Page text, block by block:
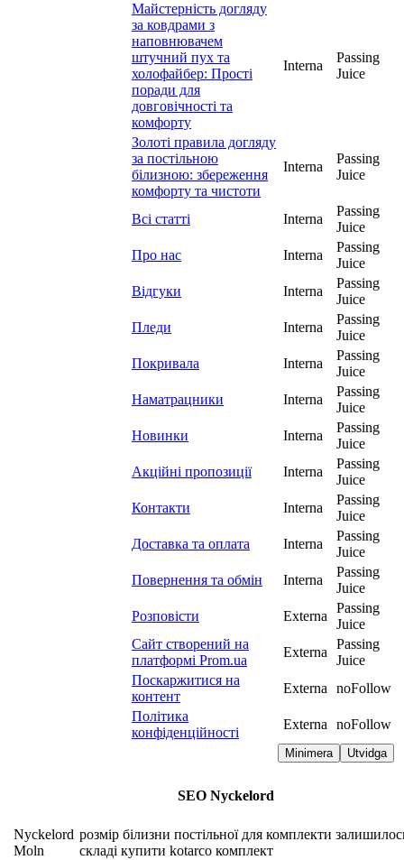
Майстерність догляду
за ковдрами з
наповнювачем
штучний пух та
холофайбер: Прості
поради для
довговічності та
комфорту
Interna
Passing
Juice
Золоті правила догляду
за постільною
білизною: збереження
комфорту та чистоти
Interna
Passing
Juice
Всі статті Interna
Passing
Juice
Про нас
Interna
Passing
Juice
Відгуки
Interna
Passing
Juice
Пледи
Interna
Passing
Juice
Покривала
Interna
Passing
Juice
Наматрацники
Interna
Passing
Juice
Новинки
Interna
Passing
Juice
Акційні пропозиції
Interna
Passing
Juice
Контакти
Interna
Passing
Juice
Доставка та оплата
Interna
Passing
Juice
Повернення та обмін
Interna
Passing
Juice
Розповісти
Externa
Passing
Juice
Сайт створений на
платформі Prom.ua
Externa
Passing
Juice
Поскаржитися на
контент
Externa
noFollow
Політика
конфіденційності
Externa noFollow
Utvidga
Minimera
SEO Nyckelord
Nyckelord
Moln
розмір білизни постільної для комплекти
складі купити kotarco комплект